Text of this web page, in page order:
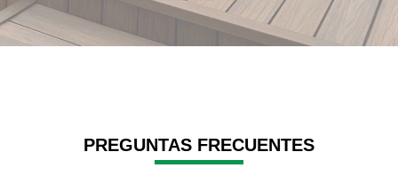
PREGUNTAS FRECUENTES